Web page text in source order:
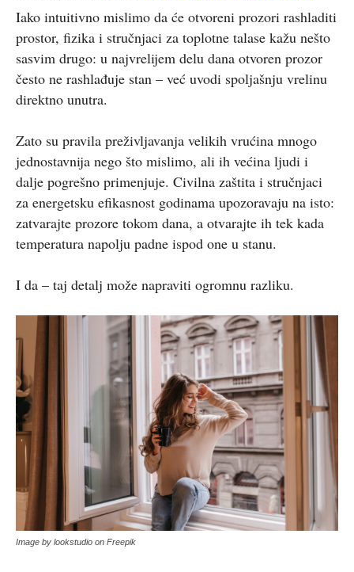
Iako intuitivno mislimo da će otvoreni prozori rashladiti
prostor, fizika i stručnjaci za toplotne talase kažu nešto
sasvim drugo: u najvrelijem delu dana otvoren prozor
često ne rashlađuje stan – već uvodi spoljašnju vrelinu
direktno unutra.
Zato su pravila preživljavanja velikih vrućina mnogo
jednostavnija nego što mislimo, ali ih većina ljudi i
dalje pogrešno primenjuje. Civilna zaštita i stručnjaci
za energetsku efikasnost godinama upozoravaju na isto:
zatvarajte prozore tokom dana, a otvarajte ih tek kada
temperatura napolju padne ispod one u stanu.
I da – taj detalj može napraviti ogromnu razliku.
Image by lookstudio on Freepik